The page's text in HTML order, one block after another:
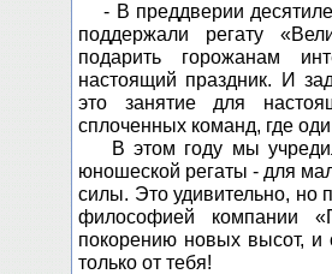
- В преддверии
поддержали регату
подарить горожанам
настоящий праздник. И
это занятие для
сплоченных команд, где
В этом году мы
юношеской регаты - для
силы. Это удивительно, но
философией компании
покорению новых высот, и
только от тебя!